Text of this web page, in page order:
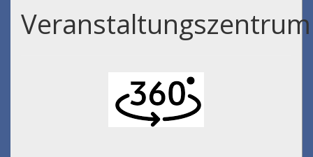
Veranstaltungszentrum